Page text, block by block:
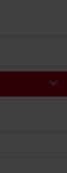
verrekend in